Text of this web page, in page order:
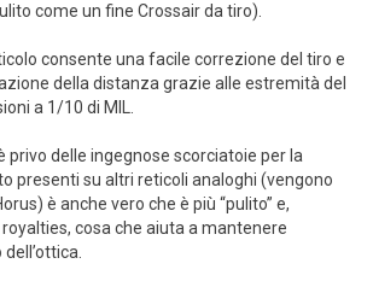
come un fine Crossair da tiro).
consente una facile correzione del tiro e
della distanza grazie alle estremità del
a 1/10 di MIL.
privo delle ingegnose scorciatoie per la
presenti su altri reticoli analoghi (vengono
è anche vero che è più “pulito” e,
cosa che aiuta a mantenere